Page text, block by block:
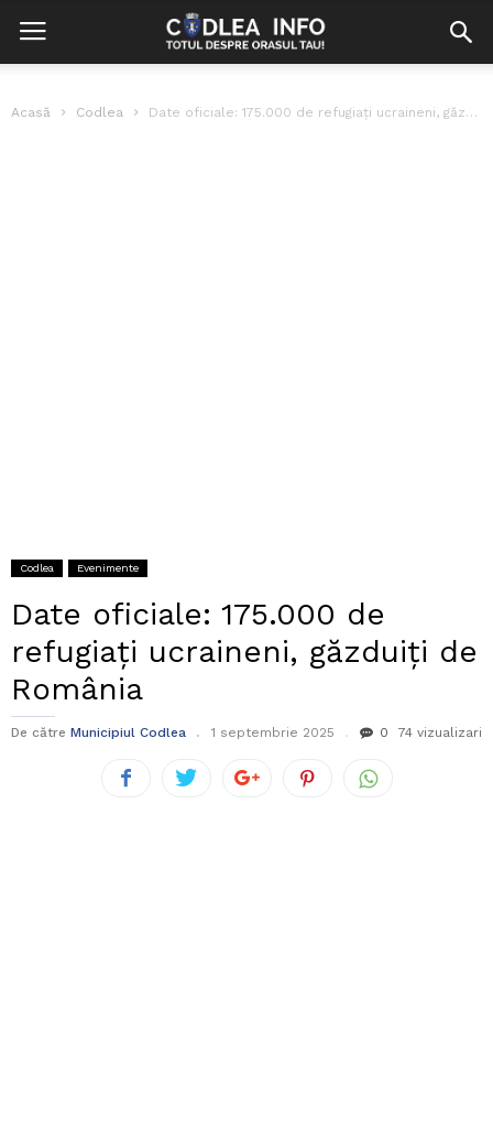
Acasă Codlea Date oficiale: 175.000 de refugiați ucraineni, găzduiți de România
Codlea Evenimente
Date oficiale: 175.000 de
refugiați ucraineni, găzduiți de
România
De către Municipiul Codlea 1 septembrie 2025 0 74 vizualizari